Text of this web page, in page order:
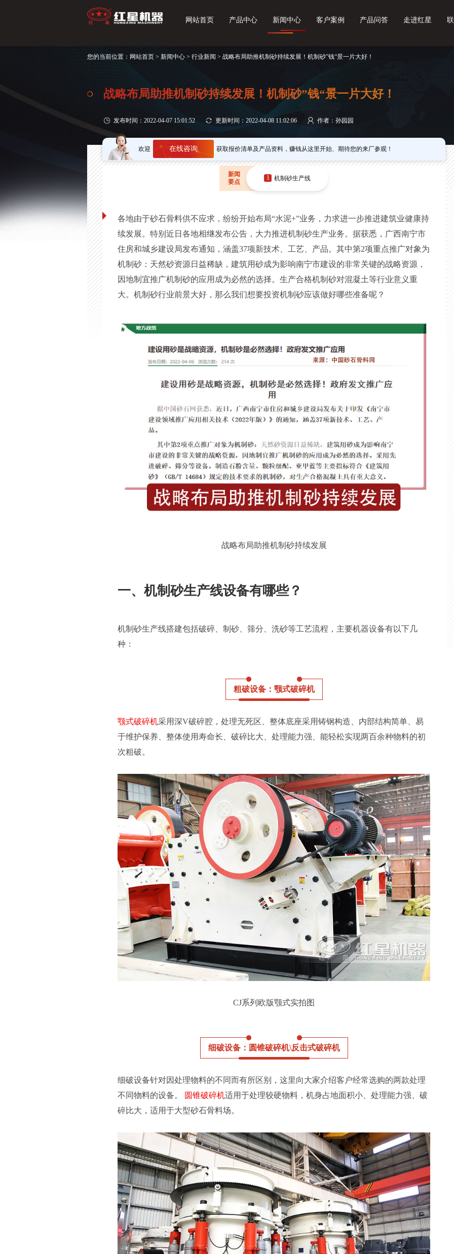
网站首页 产品中心 新闻中心 客户案例 产品问答 走进红星
您的当前位置： 网站首页 > 新闻中心 > 行业新闻 > 战略布局助推机制砂持续发展！机制砂”钱“景一片大好！
战略布局助推机制砂持续发展！机制砂”钱“景一片大好！
发布时间：2022-04-07 15:01:52 更新时间：2022-04-08 11:02:06 作者：孙园园
欢迎 在线咨询 获取报价清单及产品资料，赚钱从这里开始、期待您的来厂参观！
新闻
要点
1 机制砂生产线
各地由于砂石骨料供不应求，纷纷开始布局“水泥+”业务，力求进一步推进建筑业健康持
续发展。特别近日各地相继发布公告，大力推进机制砂生产业务。据获悉，广西南宁市
住房和城乡建设局发布通知，涵盖37项新技术、工艺、产品。其中第2项重点推广对象为
机制砂：天然砂资源日益稀缺，建筑用砂成为影响南宁市建设的非常关键的战略资源，
因地制宜推广机制砂的应用成为必然的选择。生产合格机制砂对混凝土等行业意义重
大。机制砂行业前景大好，那么我们想要投资机制砂应该做好哪些准备呢？
战略布局助推机制砂持续发展
一、机制砂生产线设备有哪些？
机制砂生产线搭建包括破碎、制砂、筛分、洗砂等工艺流程，主要机器设备有以下几
种：
粗破设备：颚式破碎机
颚式破碎机采用深V破碎腔，处理无死区、整体底座采用铸钢构造、内部结构简单、易
于维护保养、整体使用寿命长、破碎比大、处理能力强、能轻松实现两百余种物料的初
次粗破。
CJ系列欧版颚式实拍图
细破设备：圆锥破碎机\反击式破碎机
细破设备针对因处理物料的不同而有所区别，这里向大家介绍客户经常选购的两款处理
不同物料的设备。
圆锥破碎机适用于处理较硬物料，机身占地面积小、处理能力强、破
碎比大，适用于大型砂石骨料场。